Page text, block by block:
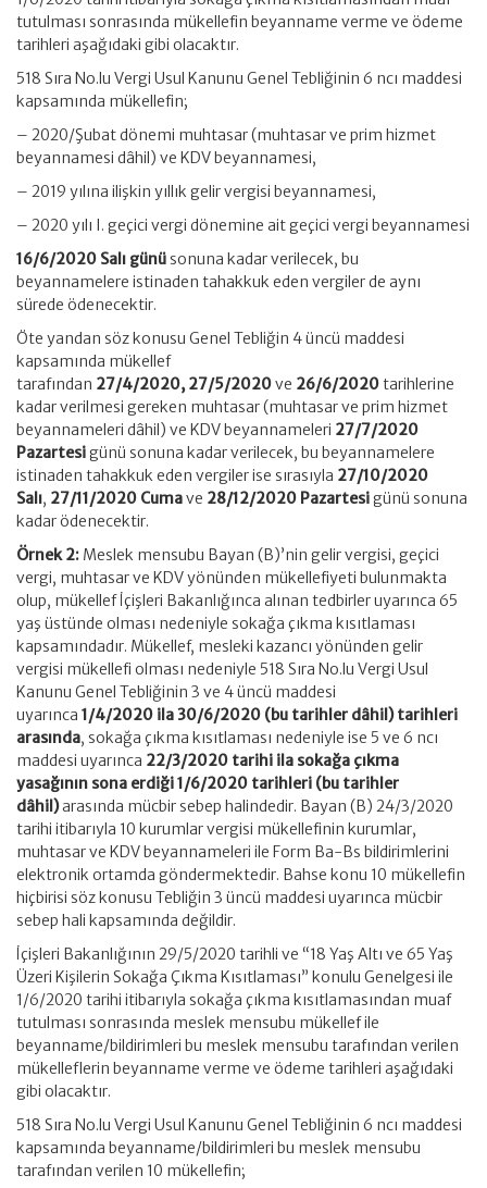
tutulması sonrasında mükellefin beyanname verme ve ödeme
tarihleri aşağıdaki gibi olacaktır.
518 Sıra No.lu Vergi Usul Kanunu Genel Tebliğinin 6 ncı maddesi
kapsamında mükellefin;
– 2020/Şubat dönemi muhtasar (muhtasar ve prim hizmet
beyannamesi dâhil) ve KDV beyannamesi,
– 2019 yılına ilişkin yıllık gelir vergisi beyannamesi,
– 2020 yılı I. geçici vergi dönemine ait geçici vergi beyannamesi
16/6/2020 Salı günü sonuna kadar verilecek, bu
beyannamelere istinaden tahakkuk eden vergiler de aynı
sürede ödenecektir.
Öte yandan söz konusu Genel Tebliğin 4 üncü maddesi
kapsamında mükellef
tarafından 27/4/2020, 27/5/2020ve 26/6/2020tarihlerine
kadar verilmesi gereken muhtasar (muhtasar ve prim hizmet
beyannameleri dâhil) ve KDV beyannameleri 27/7/2020
Pazartesigünü sonuna kadar verilecek, bu beyannamelere
istinaden tahakkuk eden vergiler ise sırasıyla 27/10/2020
Salı, 27/11/2020 Cumave 28/12/2020 Pazartesigünü sonuna
kadar ödenecektir.
Örnek 2: Meslek mensubu Bayan (B)’nin gelir vergisi, geçici
vergi, muhtasar ve KDV yönünden mükellefiyeti bulunmakta
olup, mükellef İçişleri Bakanlığınca alınan tedbirler uyarınca 65
yaş üstünde olması nedeniyle sokağa çıkma kısıtlaması
kapsamındadır. Mükellef, mesleki kazancı yönünden gelir
vergisi mükellefi olması nedeniyle 518 Sıra No.lu Vergi Usul
Kanunu Genel Tebliğinin 3 ve 4 üncü maddesi
uyarınca 1/4/2020 ila 30/6/2020 (bu tarihler dâhil) tarihleri
arasında, sokağa çıkma kısıtlaması nedeniyle ise 5 ve 6 ncı
maddesi uyarınca 22/3/2020 tarihi ila sokağa çıkma
yasağının sona erdiği 1/6/2020 tarihleri (bu tarihler
dâhil)arasında mücbir sebep halindedir. Bayan (B) 24/3/2020
tarihi itibarıyla 10 kurumlar vergisi mükellefinin kurumlar,
muhtasar ve KDV beyannameleri ile Form Ba-Bs bildirimlerini
elektronik ortamda göndermektedir. Bahse konu 10 mükellefin
hiçbirisi söz konusu Tebliğin 3 üncü maddesi uyarınca mücbir
sebep hali kapsamında değildir.
İçişleri Bakanlığının 29/5/2020 tarihli ve “18 Yaş Altı ve 65 Yaş
Üzeri Kişilerin Sokağa Çıkma Kısıtlaması” konulu Genelgesi ile
1/6/2020 tarihi itibarıyla sokağa çıkma kısıtlamasından muaf
tutulması sonrasında meslek mensubu mükellef ile
beyanname/bildirimleri bu meslek mensubu tarafından verilen
mükelleflerin beyanname verme ve ödeme tarihleri aşağıdaki
gibi olacaktır.
518 Sıra No.lu Vergi Usul Kanunu Genel Tebliğinin 6 ncı maddesi
kapsamında beyanname/bildirimleri bu meslek mensubu
tarafından verilen 10 mükellefin;